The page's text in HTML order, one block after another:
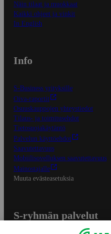
Näin tilaat ja muokkaat
Kaikki ohjeet ja vinkit
In English
Info
S-Business yrityksille
Oiva-raportit
Osuuskauppojen yhteystiedot
Tilaus- ja toimitusehdot
Tietosuojakäytäntö
Palvelun käyttöehdot
Saavutettavuus
Mobiilisovelluksen saavutettavuus
Mainostajalle
Muuta evästeasetuksia
S-ryhmän palvelut